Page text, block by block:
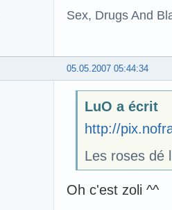
Sex, Drugs And
05.05.2007 05:44:34
LuO a écrit
http://
Les roses dé
Oh c'est zoli ^^